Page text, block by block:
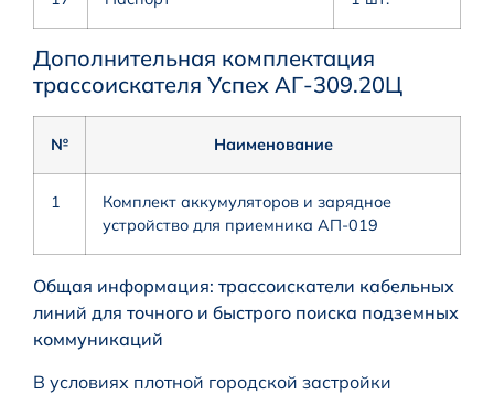
Дополнительная комплектация
трассоискателя Успех АГ-309.20Ц
№ Наименование
1
Комплект аккумуляторов и зарядное
устройство для приемника АП-019
Общая информация: трассоискатели кабельных
линий для точного и быстрого поиска подземных
коммуникаций
В условиях плотной городской застройки